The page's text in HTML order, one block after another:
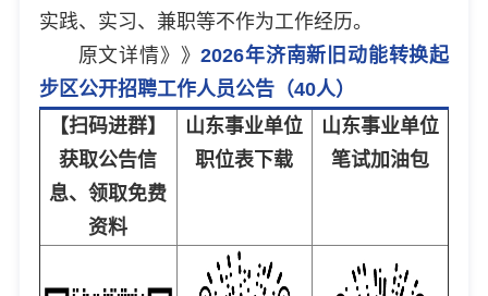
实践、实习、兼职等不作为工作经历。
原文详情》》2026年济南新旧动能转换起
步区公开招聘工作人员公告（40人）
【扫码进群】
获取公告信
息、领取免费
资料
山东事业单位
职位表下载
山东事业单位
笔试加油包